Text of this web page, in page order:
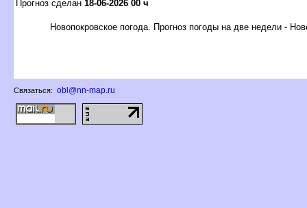
Прогноз сделан 18-06-2026 00 ч
Новопокровское погода. Прогноз погоды на две недели -
Связаться: obl@nn-map.ru